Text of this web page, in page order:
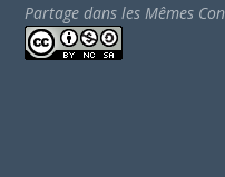
Partage dans les Mêmes